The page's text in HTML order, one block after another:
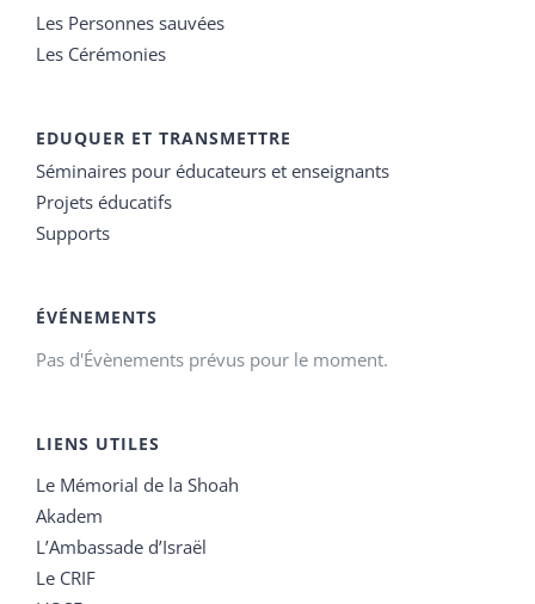
Les Personnes sauvées
Les Cérémonies
EDUQUER ET TRANSMETTRE
Séminaires pour éducateurs et enseignants
Projets éducatifs
Supports
ÉVÉNEMENTS
Pas d'Évènements prévus pour le moment.
LIENS UTILES
Le Mémorial de la Shoah
Akadem
L’Ambassade d’Israël
Le CRIF